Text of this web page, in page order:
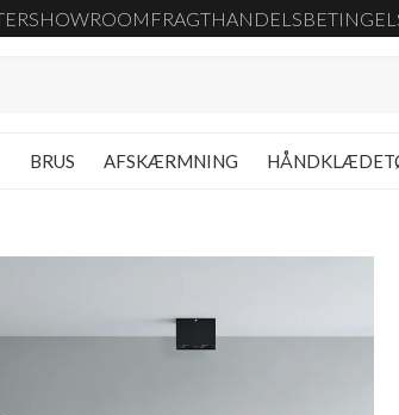
SHOWROOM FRAGT
BRUS AFSKÆRMNING